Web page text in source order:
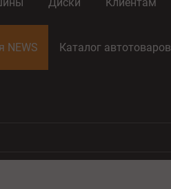
NEWS Каталог автотоваров